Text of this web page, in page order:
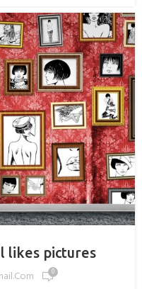
likes pictures
0